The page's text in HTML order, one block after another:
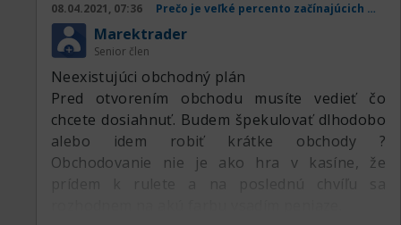
Aphorisms can act as a guideline to help
narrow the focus of your work.
08.04.2021, 07:36 Prečo je veľké percento začínajúcich obchodníkov v strate
Marektrader
Senior člen
Neexistujúci obchodný plán
Pred otvorením obchodu musíte vedieť čo
chcete dosiahnuť. Budem špekulovať dlhodobo
alebo idem robiť krátke obchody ?
Obchodovanie nie je ako hra v kasíne, že
prídem k rulete a na poslednú chvíľu sa